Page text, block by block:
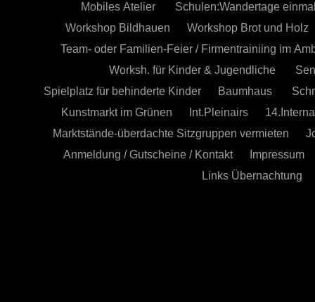
Mobiles Atelier
Schulen:Wandertage
Workshop Bildhauen
Workshop Brot und Holz
Team- oder Familien-Feier / Firmentrainiing im
Worksh. für Kinder & Jugendliche
Spielplatz für behinderte Kinder
Baumhaus
Kunstmarkt im Grünen
Int.Pleinairs
Marktstände-überdachte Sitzgruppen vermieten
Anmeldung / Gutscheine / Kontakt
Impressum
Links Übernachtung